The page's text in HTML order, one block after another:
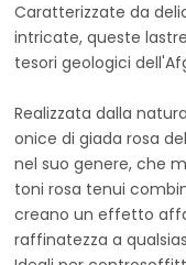
Caratterizzate da
intricate, queste
tesori geologici
Realizzata dalla
onice di giada rosa
nel suo genere, che
toni rosa tenui
creano un effetto
raffinatezza a